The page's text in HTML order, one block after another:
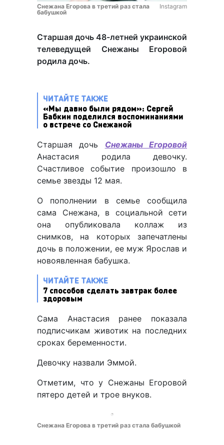
Снежана Егорова в третий раз стала
бабушкой
Instagram
Старшая дочь 48-летней украинской
телеведущей Снежаны Егоровой
родила дочь.
ЧИТАЙТЕ ТАКЖЕ
«Мы давно были рядом»: Сергей
Бабкин поделился воспоминаниями
о встрече со Снежаной
Старшая дочь Снежаны Егоровой
Анастасия родила девочку.
Счастливое событие произошло в
семье звезды 12 мая.
О пополнении в семье сообщила
сама Снежана, в социальной сети
она опубликовала коллаж из
снимков, на которых запечатлены
дочь в положении, ее муж Ярослав и
новоявленная бабушка.
ЧИТАЙТЕ ТАКЖЕ
7 способов сделать завтрак более
здоровым
Сама Анастасия ранее показала
подписчикам животик на последних
сроках беременности.
Девочку назвали Эммой.
Отметим, что у Снежаны Егоровой
пятеро детей и трое внуков.
Снежана Егорова в третий раз стала бабушкой